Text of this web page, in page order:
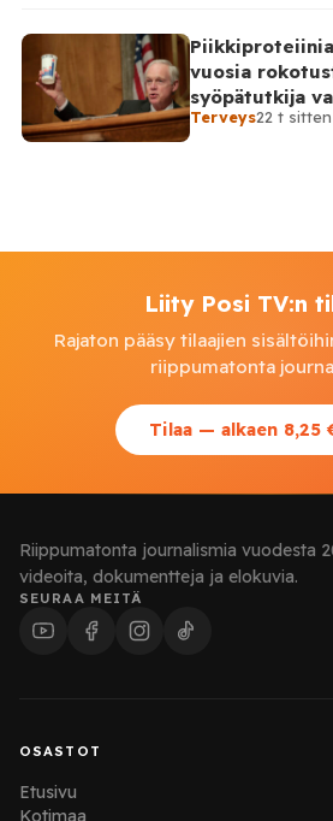
vuosia
syöpätutkija
Terveys22 t sitten
Liity Posi TV:n
Rajaton pääsy tilaajien
riippumatonta
Tilaa — alkaen 8,25
Riippumatonta journalismia vuodesta
videoita, dokumentteja ja elokuvia.
SEURAA MEITÄ
OSASTOT
Etusivu
Kotimaa